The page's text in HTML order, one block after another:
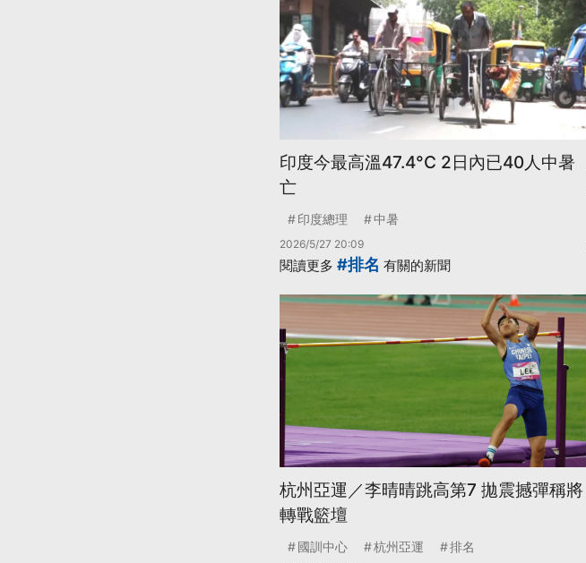
印度今最高溫47.4°C 2日內已40人中暑
亡
印度總理 中暑
2026/5/27 20:09
閱讀更多 #排名 有關的新聞
杭州亞運／李晴晴跳高第7 拋震撼彈稱將
轉戰籃壇
國訓中心 杭州亞運 排名